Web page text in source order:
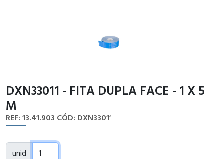
DXN33011 - FITA DUPLA FACE - 1 X 5
M
REF: 13.41.903 CÓD: DXN33011
unid